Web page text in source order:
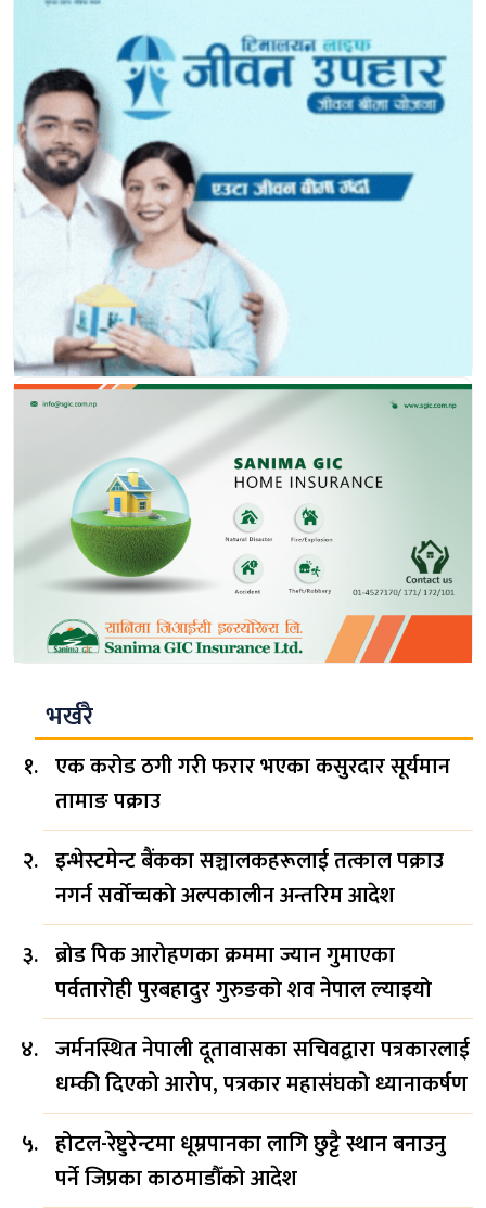
भर्खरै
एक करोड ठगी गरी फरार भएका कसुरदार सूर्यमान
तामाङ पक्राउ
इन्भेस्टमेन्ट बैंकका सञ्चालकहरूलाई तत्काल पक्राउ
नगर्न सर्वोच्चको अल्पकालीन अन्तरिम आदेश
ब्रोड पिक आरोहणका क्रममा ज्यान गुमाएका
पर्वतारोही पुरबहादुर गुरुङको शव नेपाल ल्याइयो
जर्मनस्थित नेपाली दूतावासका सचिवद्वारा पत्रकारलाई
धम्की दिएको आरोप, पत्रकार महासंघको ध्यानाकर्षण
होटल-रेष्टुरेन्टमा धूम्रपानका लागि छुट्टै स्थान बनाउनु
पर्ने जिप्रका काठमाडौँको आदेश